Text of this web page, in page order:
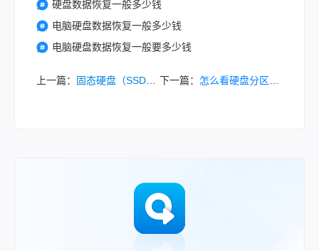
硬盘数据恢复一般多少钱
电脑硬盘数据恢复一般多少钱
电脑硬盘数据恢复一般要多少钱
上一篇： 固态硬盘（SSD）修复一般要多少钱？一篇为你理清价格的指南！ 下一篇： 怎么看硬盘分区格式？一份详尽的跨平台指南！